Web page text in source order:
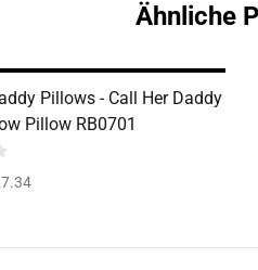
Ähnliche
Pillows - Call Her Daddy
Pillow RB0701